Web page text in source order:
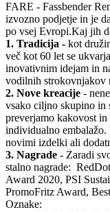
FARE - Fassbender
izvozno podjetje in je
po vsej Evropi.Kaj jih
1. Tradicija - kot
več kot 60 let se
inovativnim idejam in
vodilnih strokovnjakov
2. Nove kreacije -
vsako ciljno skupino in
preverjamo kakovost
individualno
novimi izdelki ali
3. Nagrade - Zaradi
stalno nagrade:
Award 2020, PSI
PromoFritz Award,
Oznake: